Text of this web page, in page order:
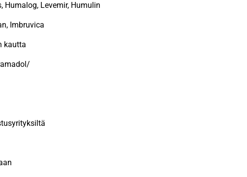
Humalog, Levemir, Humulin
Imbruvica
kautta